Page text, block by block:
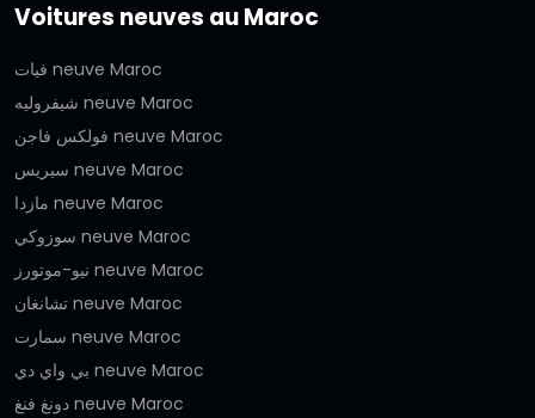
Voitures neuves au Maroc
فيات neuve Maroc
شيفروليه neuve Maroc
فولكس فاجن neuve Maroc
سيريس neuve Maroc
مازدا neuve Maroc
سوزوكي neuve Maroc
نيو-موتورز neuve Maroc
تشانغان neuve Maroc
سمارت neuve Maroc
بي واي دي neuve Maroc
دونغ فنغ neuve Maroc